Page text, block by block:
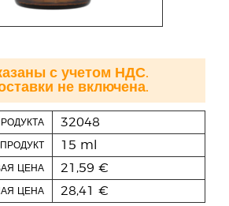
32048
ПРОДУКТ 15 ml
ЦЕНА 21,59 €
ЦЕНА 28,41 €
с учетом НДС.
не включена.